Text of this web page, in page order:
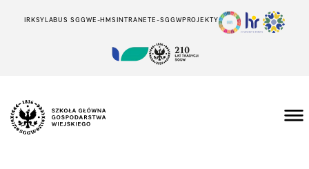
IRKSYLABUS SGGWE-HMSINTRANETE-SGGWPROJEKTY